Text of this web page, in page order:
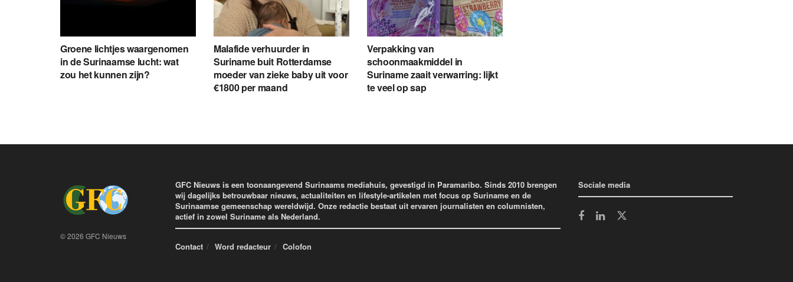
Groene lichtjes waargenomen
in de Surinaamse lucht: wat
zou het kunnen zijn?
Malafide verhuurder in
Suriname buit Rotterdamse
moeder van zieke baby uit voor
€1800 per maand
Verpakking van
schoonmaakmiddel in
Suriname zaait verwarring: lijkt
te veel op sap
© 2026 GFC Nieuws
GFC Nieuws is een toonaangevend Surinaams mediahuis, gevestigd in Paramaribo. Sinds 2010 brengen
wij dagelijks betrouwbaar nieuws, actualiteiten en lifestyle-artikelen met focus op Suriname en de
Surinaamse gemeenschap wereldwijd. Onze redactie bestaat uit ervaren journalisten en columnisten,
actief in zowel Suriname als Nederland.
Contact Word redacteur Colofon
Sociale media